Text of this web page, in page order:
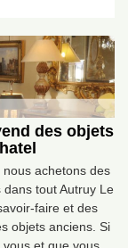
des objets
nous achetons des
tout Autruy Le
faire et des
objets anciens. Si
et que vous